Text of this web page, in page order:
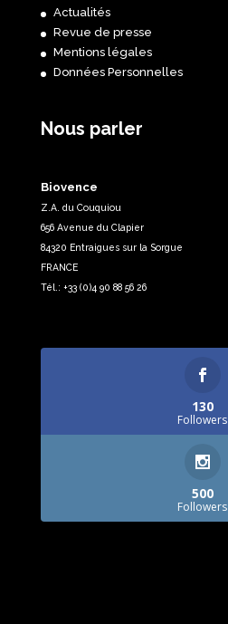
Actualités
Revue de presse
Mentions légales
Données Personnelles
Nous parler
Biovence
Z.A. du Couquiou
656 Avenue du Clapier
84320 Entraigues sur la Sorgue
FRANCE
Tél.: +33 (0)4 90 88 56 26
130
Followers
500
Followers